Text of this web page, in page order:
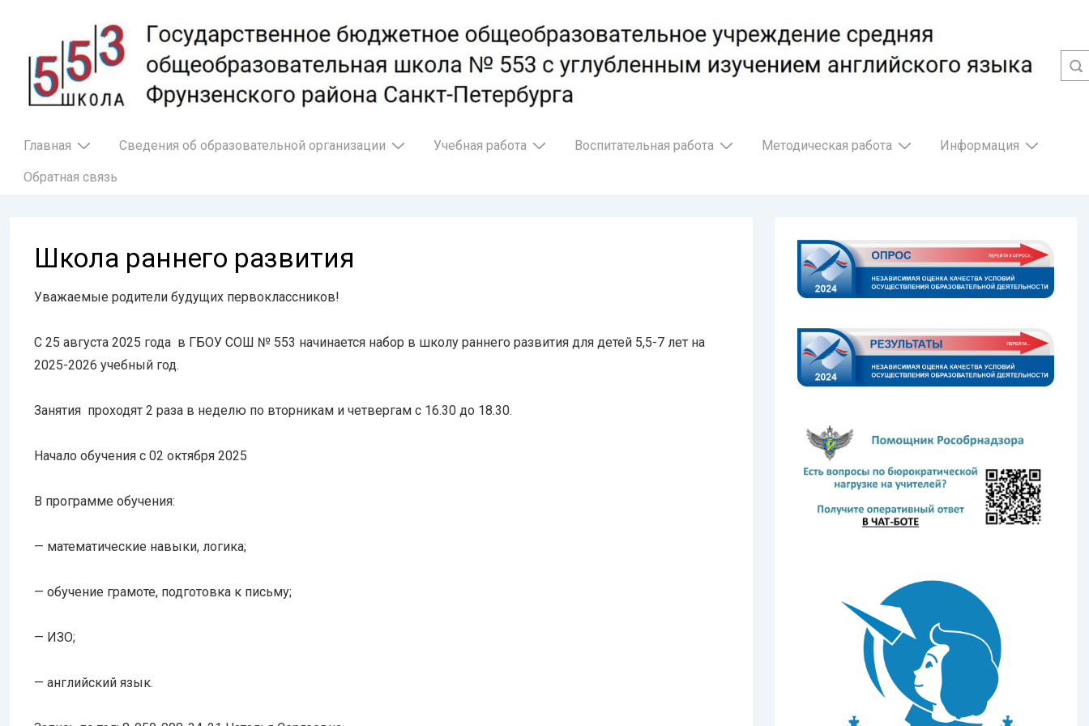
основному
содержимому
Основная
Главная Сведения об образовательной организации Учебная работа Воспитательная работа Методическая работа Информация
Обратная связь
Школа раннего развития
Уважаемые родители будущих первоклассников!
С 25 августа 2025 года в ГБОУ СОШ № 553 начинается набор в школу раннего развития для детей 5,5-7 лет на
2025-2026 учебный год.
Занятия проходят 2 раза в неделю по вторникам и четвергам с 16.30 до 18.30.
Начало обучения с 02 октября 2025
В программе обучения:
— математические навыки, логика;
— обучение грамоте, подготовка к письму;
— ИЗО;
— английский язык.